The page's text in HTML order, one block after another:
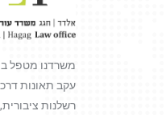
משרדנו מטפל
עקב תאונות
רשלנות